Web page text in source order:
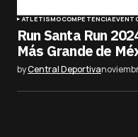
ATLETISMOCOMPETENCIA
Run Santa Run
Más Grande de
byCentral Deportiva